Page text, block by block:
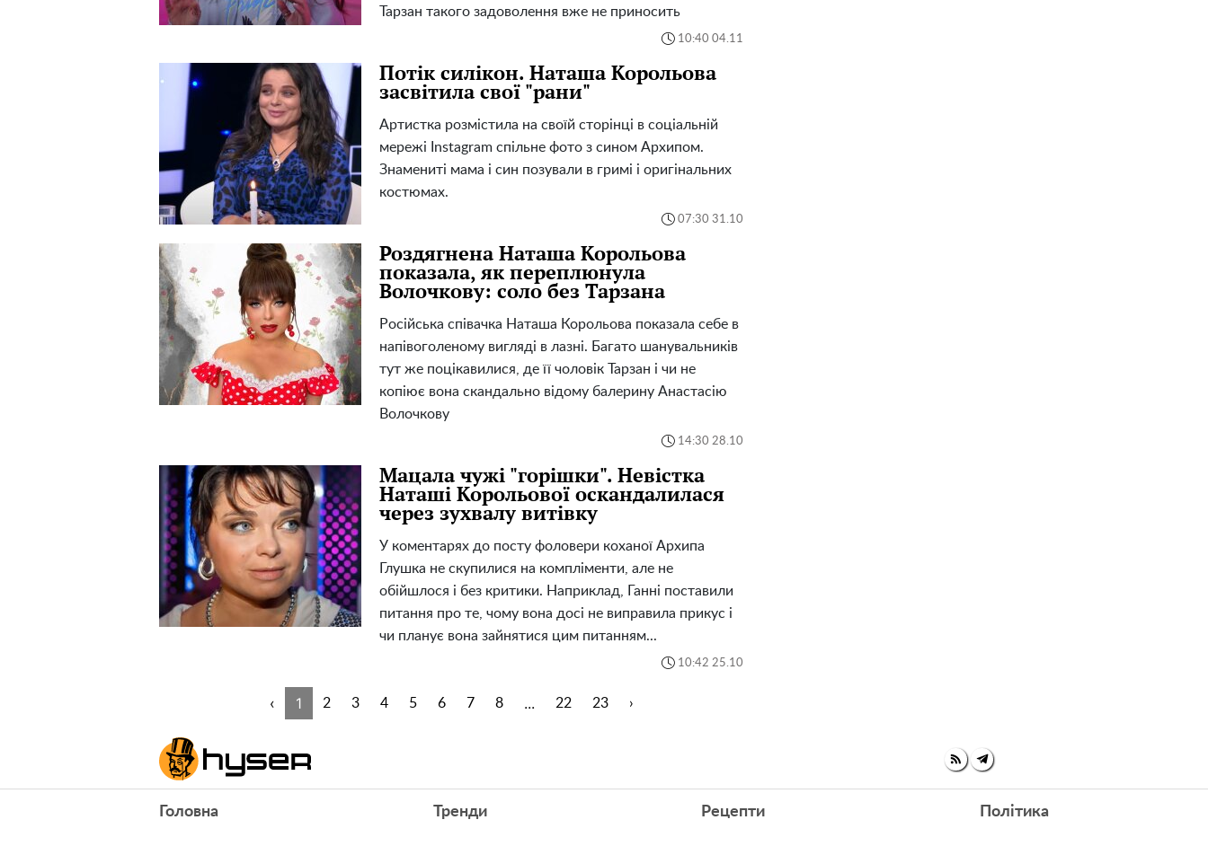
Тарзан такого задоволення вже не приносить
10:40 04.11
Потік силікон. Наташа Корольова
засвітила свої "рани"
Артистка розмістила на своїй сторінці в соціальній
мережі Instagram спільне фото з сином Архипом.
Знамениті мама і син позували в гримі і оригінальних
костюмах.
07:30 31.10
Роздягнена Наташа Корольова
показала, як переплюнула
Волочкову: соло без Тарзана
Російська співачка Наташа Корольова показала себе в
напівоголеному вигляді в лазні. Багато шанувальників
тут же поцікавилися, де її чоловік Тарзан і чи не
копіює вона скандально відому балерину Анастасію
Волочкову
14:30 28.10
Мацала чужі "горішки". Невістка
Наташі Корольової оскандалилася
через зухвалу витівку
У коментарях до посту фоловери коханої Архипа
Глушка не скупилися на компліменти, але не
обійшлося і без критики. Наприклад, Ганні поставили
питання про те, чому вона досі не виправила прикус і
чи планує вона зайнятися цим питанням...
10:42 25.10
‹ 1 2 3 4 5 6 7 8 ... 22 23 ›
Головна Тренди Рецепти Політика